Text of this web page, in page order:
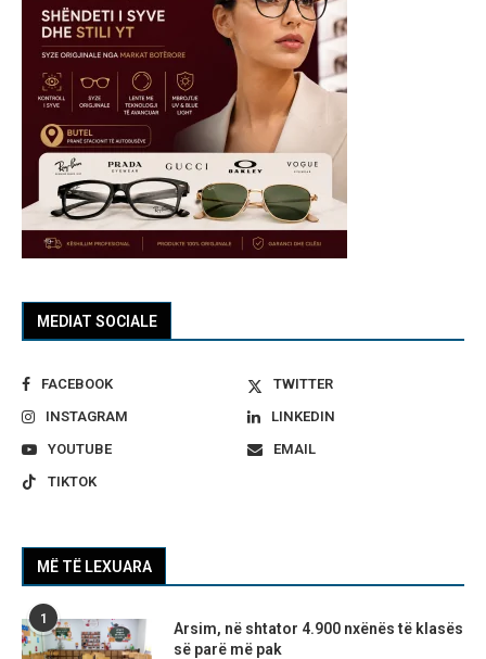
MEDIAT SOCIALE
FACEBOOK
TWITTER
INSTAGRAM
LINKEDIN
YOUTUBE
EMAIL
TIKTOK
MË TË LEXUARA
1
Arsim, në shtator 4.900 nxënës të klasës
së parë më pak